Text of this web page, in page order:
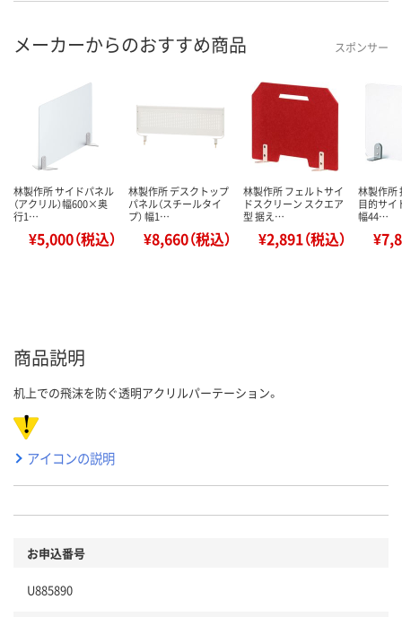
メーカーからのおすすめ商品 スポンサー
林製作所 サイドパネル
（アクリル）幅600×奥
行1…
¥5,000（税込）
林製作所 デスクトップ
パネル（スチールタイ
プ） 幅1…
¥8,660（税込）
林製作所 フェルトサイ
ドスクリーン スクエア
型 据え…
¥2,891（税込）
林製作所
目的サイ
幅44…
商品説明
机上での飛沫を防ぐ透明アクリルパーテーション。
アイコンの説明
お申込番号
U885890